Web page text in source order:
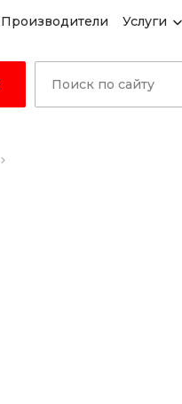
Производители Услуги